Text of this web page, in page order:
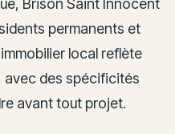
Brison Saint Innocent
permanents et
local reflète
des spécificités
avant tout projet.